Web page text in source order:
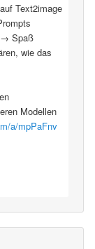
Text2image
→ Spaß
wie das
Modellen
a/mpPaFnv